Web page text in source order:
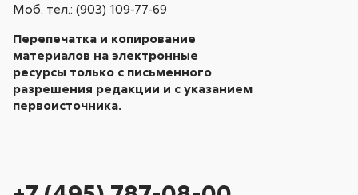
Моб. тел.: (903) 109-77-69
Перепечатка и копирование
материалов на электронные
ресурсы только с письменного
разрешения редакции и с указанием
первоисточника.